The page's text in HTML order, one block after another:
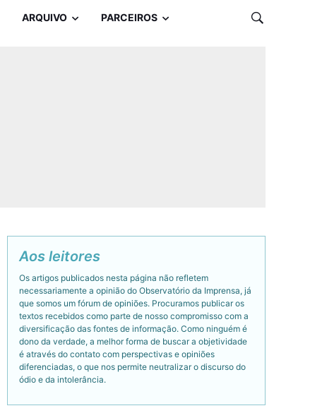
ARQUIVO PARCEIROS
Aos leitores
Os artigos publicados nesta página não refletem
necessariamente a opinião do Observatório da Imprensa, já
que somos um fórum de opiniões. Procuramos publicar os
textos recebidos como parte de nosso compromisso com a
diversificação das fontes de informação. Como ninguém é
dono da verdade, a melhor forma de buscar a objetividade
é através do contato com perspectivas e opiniões
diferenciadas, o que nos permite neutralizar o discurso do
ódio e da intolerância.